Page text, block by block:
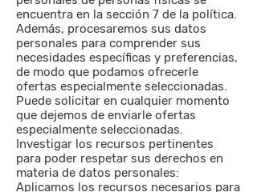
encuentra en la sección 7 de la política.
Además, procesaremos sus datos
personales para comprender sus
necesidades específicas y preferencias,
de modo que podamos ofrecerle
ofertas especialmente seleccionadas.
Puede solicitar en cualquier momento
que dejemos de enviarle ofertas
especialmente seleccionadas.
Investigar los recursos pertinentes
para poder respetar sus derechos en
materia de datos personales:
Aplicamos los recursos necesarios para